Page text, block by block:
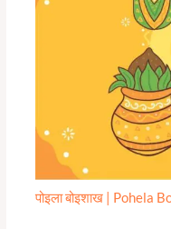
पोइला बोइशाख | Pohela